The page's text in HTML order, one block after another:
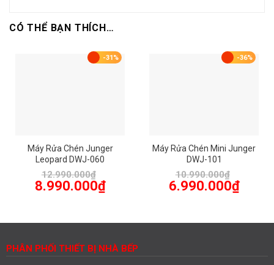
CÓ THỂ BẠN THÍCH…
-31%
Máy Rửa Chén Junger
Leopard DWJ-060
12.990.000₫
Giá
gốc
8.990.000₫Giá
hiện
-36%
Máy Rửa Chén Mini Junger
DWJ-101
10.990.000₫
Giá
gốc
6.990.000₫Giá
hiện
PHÂN PHỐI THIẾT BỊ NHÀ BẾP